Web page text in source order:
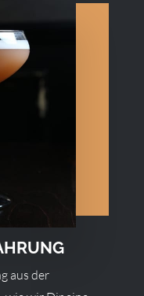
aus der